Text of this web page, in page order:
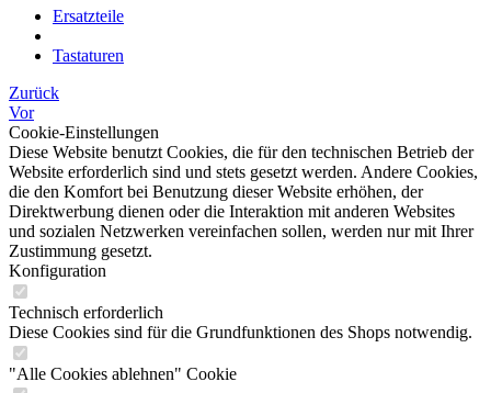
Ersatzteile
Tastaturen
Zurück
Vor
Cookie-Einstellungen
Diese Website benutzt Cookies, die für den technischen Betrieb der
Website erforderlich sind und stets gesetzt werden. Andere Cookies,
die den Komfort bei Benutzung dieser Website erhöhen, der
Direktwerbung dienen oder die Interaktion mit anderen Websites
und sozialen Netzwerken vereinfachen sollen, werden nur mit Ihrer
Zustimmung gesetzt.
Konfiguration
Technisch erforderlich
Diese Cookies sind für die Grundfunktionen des Shops notwendig.
"Alle Cookies ablehnen" Cookie